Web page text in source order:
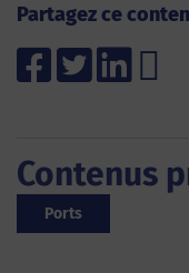
Partagez ce
Contenus
Ports